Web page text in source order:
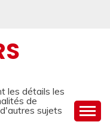
les détails les
de
sujets